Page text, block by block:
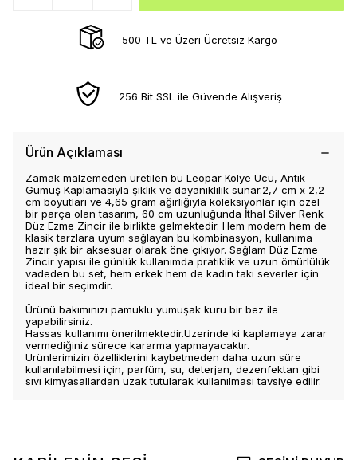
500 TL ve Üzeri Ücretsiz Kargo
256 Bit SSL ile Güvende Alışveriş
Ürün Açıklaması
Zamak malzemeden üretilen bu Leopar Kolye Ucu, Antik
Gümüş Kaplamasıyla şıklık ve dayanıklılık sunar.2,7 cm x 2,2
cm boyutları ve 4,65 gram ağırlığıyla koleksiyonlar için özel
bir parça olan tasarım, 60 cm uzunluğunda İthal Silver Renk
Düz Ezme Zincir ile birlikte gelmektedir. Hem modern hem de
klasik tarzlara uyum sağlayan bu kombinasyon, kullanıma
hazır şık bir aksesuar olarak öne çıkıyor. Sağlam Düz Ezme
Zincir yapısı ile günlük kullanımda pratiklik ve uzun ömürlülük
vadeden bu set, hem erkek hem de kadın takı severler için
ideal bir seçimdir.
Ürünü bakımınızı pamuklu yumuşak kuru bir bez ile
yapabilirsiniz.
Hassas kullanımı önerilmektedir.Üzerinde ki kaplamaya zarar
vermediğiniz sürece kararma yapmayacaktır.
Ürünlerimizin özelliklerini kaybetmeden daha uzun süre
kullanılabilmesi için, parfüm, su, deterjan, dezenfektan gibi
sıvı kimyasallardan uzak tutularak kullanılması tavsiye edilir.